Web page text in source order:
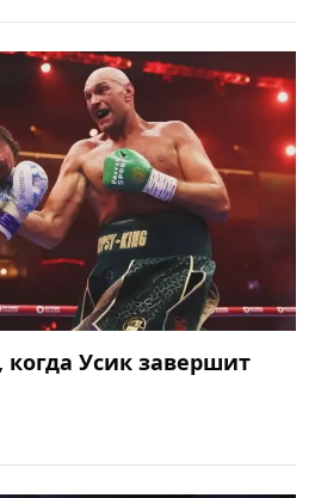
Усик завершит